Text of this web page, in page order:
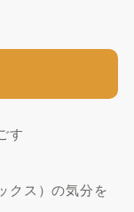
す
クス）の気分を